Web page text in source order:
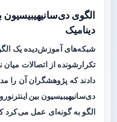
الگوی
دینامیک
شبکه‌های آموزش‌دیده یک
تکرارشونده از اتصالات
دادند که پژوهشگران آن را
دی‌سانیهیبیسیون بین
الگو به گونه‌ای عمل می‌کرد